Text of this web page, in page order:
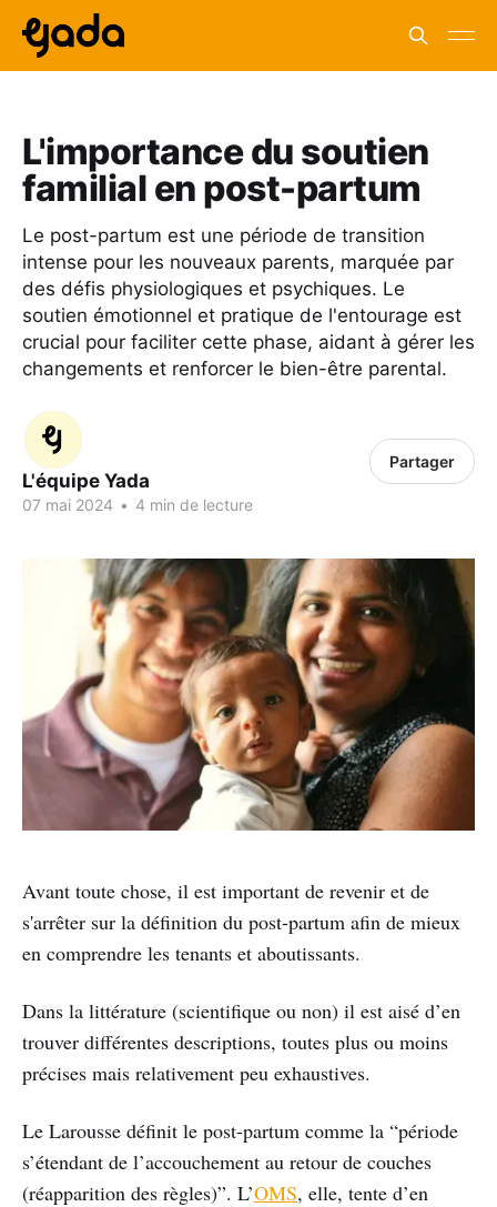
L'importance du soutien
familial en post-partum
Le post-partum est une période de transition
intense pour les nouveaux parents, marquée par
des défis physiologiques et psychiques. Le
soutien émotionnel et pratique de l'entourage est
crucial pour faciliter cette phase, aidant à gérer les
changements et renforcer le bien-être parental.
L'équipe Yada
07 mai 2024 • 4 min de lecture
Partager
Avant toute chose, il est important de revenir et de
s'arrêter sur la définition du post-partum afin de mieux
en comprendre les tenants et aboutissants.
Dans la littérature (scientifique ou non) il est aisé d’en
trouver différentes descriptions, toutes plus ou moins
précises mais relativement peu exhaustives.
Le Larousse définit le post-partum comme la “période
s’étendant de l’accouchement au retour de couches
(réapparition des règles)”. L’OMS, elle, tente d’en